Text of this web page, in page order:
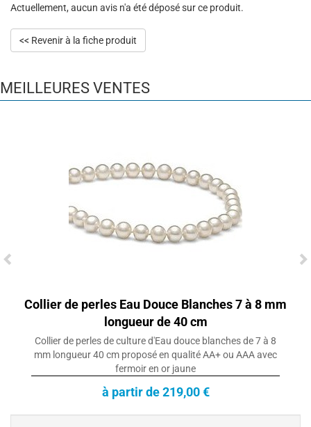
Actuellement, aucun avis n'a été déposé sur ce produit.
<< Revenir à la fiche produit
MEILLEURES VENTES
Collier de perles Eau Douce Blanches 7 à 8 mm
longueur de 40 cm
Collier de perles de culture d'Eau douce blanches de 7 à 8
mm longueur 40 cm proposé en qualité AA+ ou AAA avec
fermoir en or jaune
à partir de 219,00 €